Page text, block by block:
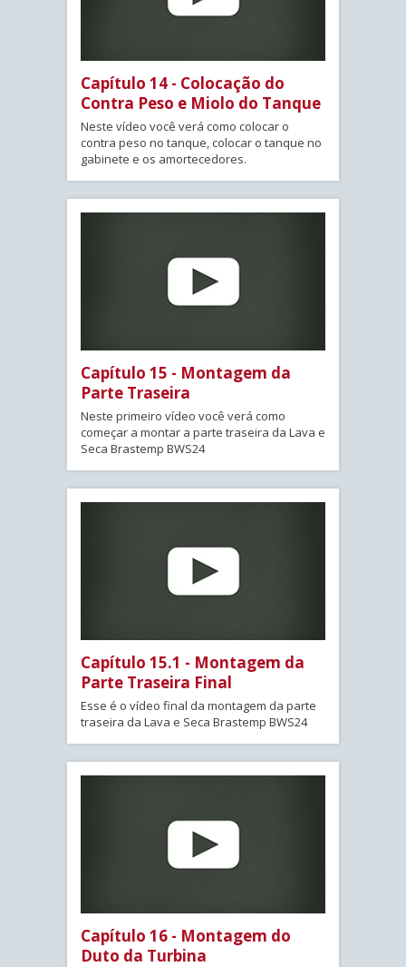
Capítulo 14 - Colocação do
Contra Peso e Miolo do Tanque
Neste vídeo você verá como colocar o
contra peso no tanque, colocar o tanque no
gabinete e os amortecedores.
Capítulo 15 - Montagem da
Parte Traseira
Neste primeiro vídeo você verá como
começar a montar a parte traseira da Lava e
Seca Brastemp BWS24
Capítulo 15.1 - Montagem da
Parte Traseira Final
Esse é o vídeo final da montagem da parte
traseira da Lava e Seca Brastemp BWS24
Capítulo 16 - Montagem do
Duto da Turbina